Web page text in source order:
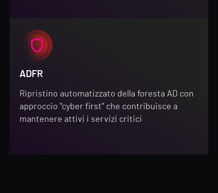
ADFR
Ripristino automatizzato della foresta AD con
approccio "cyber first" che contribuisce a
mantenere attivi i servizi critici